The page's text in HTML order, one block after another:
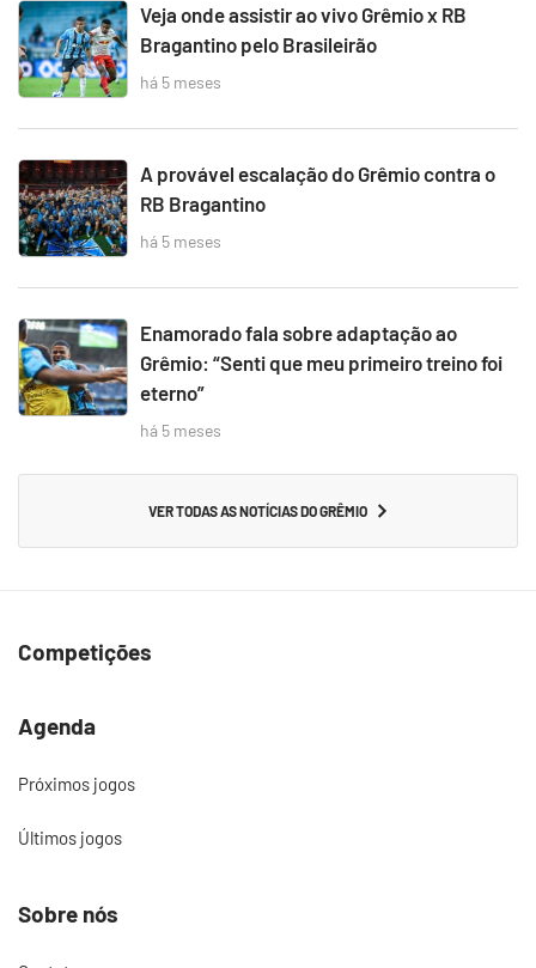
Veja onde assistir ao vivo Grêmio x RB
Bragantino pelo Brasileirão
há 5 meses
A provável escalação do Grêmio contra o
RB Bragantino
há 5 meses
Enamorado fala sobre adaptação ao
Grêmio: “Senti que meu primeiro treino foi
eterno”
há 5 meses
VER TODAS AS NOTÍCIAS DO GRÊMIO
Competições
Agenda
Próximos jogos
Últimos jogos
Sobre nós